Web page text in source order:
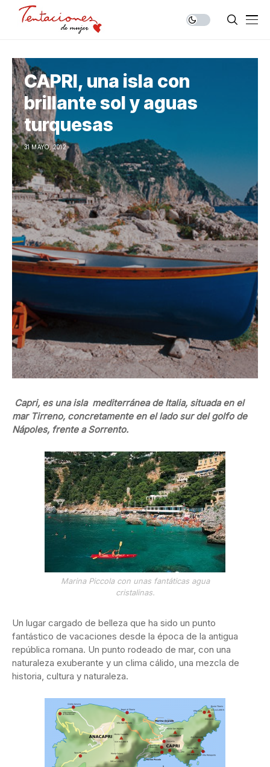
CAPRI, una isla con
brillante sol y aguas
turquesas
31 MAYO, 2012
Capri, es una isla mediterránea de Italia, situada en el
mar Tirreno, concretamente en el lado sur del golfo de
Nápoles, frente a Sorrento.
Marina Piccola con unas fantáticas agua
cristalinas.
Un lugar cargado de belleza que ha sido un punto
fantástico de vacaciones desde la época de la antigua
república romana. Un punto rodeado de mar, con una
naturaleza exuberante y un clima cálido, una mezcla de
historia, cultura y naturaleza.